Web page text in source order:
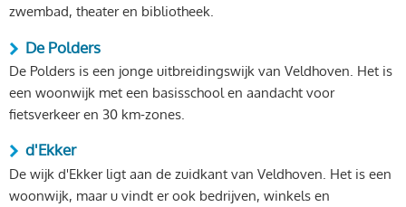
zwembad, theater en bibliotheek.
De Polders
De Polders is een jonge uitbreidingswijk van Veldhoven. Het is
een woonwijk met een basisschool en aandacht voor
fietsverkeer en 30 km-zones.
d'Ekker
De wijk d'Ekker ligt aan de zuidkant van Veldhoven. Het is een
woonwijk, maar u vindt er ook bedrijven, winkels en